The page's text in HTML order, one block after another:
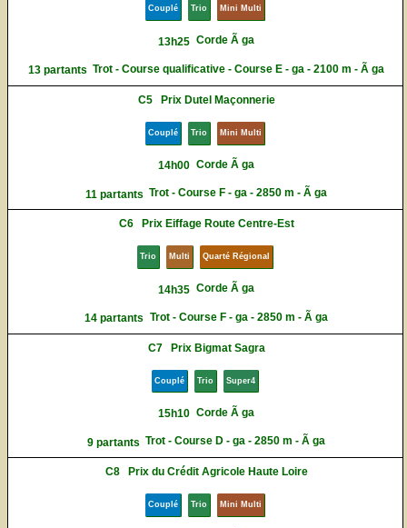
Couplé Trio Mini Multi
13h25 Corde Ã ga
13 partants Trot - Course qualificative - Course E - ga - 2100 m - Ã ga
C5 Prix Dutel Maçonnerie
Couplé Trio Mini Multi
14h00 Corde Ã ga
11 partants Trot - Course F - ga - 2850 m - Ã ga
C6 Prix Eiffage Route Centre-Est
Trio Multi Quarté Régional
14h35 Corde Ã ga
14 partants Trot - Course F - ga - 2850 m - Ã ga
C7 Prix Bigmat Sagra
Couplé Trio Super4
15h10 Corde Ã ga
9 partants Trot - Course D - ga - 2850 m - Ã ga
C8 Prix du Crédit Agricole Haute Loire
Couplé Trio Mini Multi